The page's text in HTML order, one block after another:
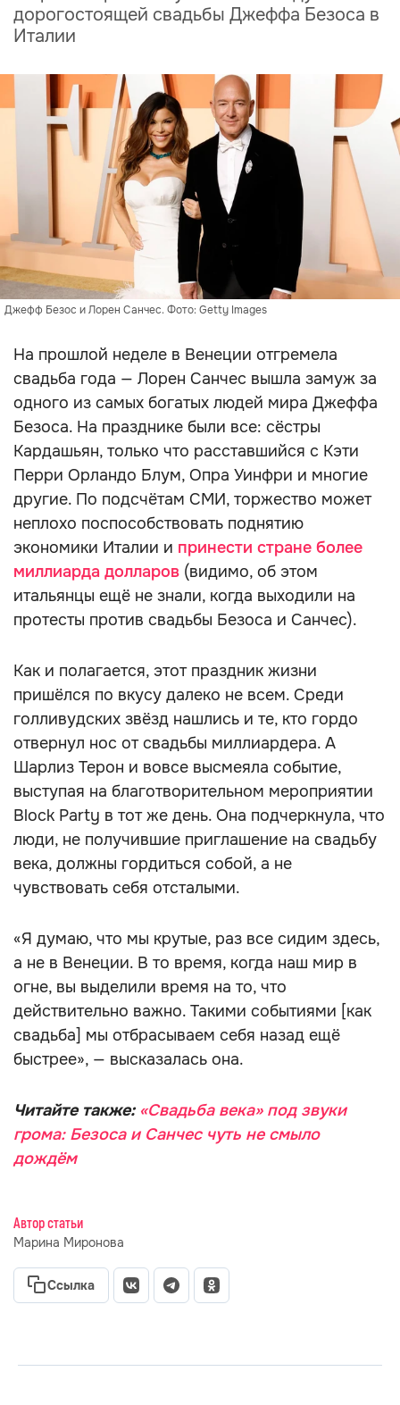
дорогостоящей свадьбы Джеффа Безоса в
Италии
Джефф Безос и Лорен Санчес. Фото: Getty Images
На прошлой неделе в Венеции отгремела
свадьба года — Лорен Санчес вышла замуж за
одного из самых богатых людей мира Джеффа
Безоса. На празднике были все: сёстры
Кардашьян, только что расставшийся с Кэти
Перри Орландо Блум, Опра Уинфри и многие
другие. По подсчётам СМИ, торжество может
неплохо поспособствовать поднятию
экономики Италии и принести стране более
миллиарда долларов (видимо, об этом
итальянцы ещё не знали, когда выходили на
протесты против свадьбы Безоса и Санчес).
Как и полагается, этот праздник жизни
пришёлся по вкусу далеко не всем. Среди
голливудских звёзд нашлись и те, кто гордо
отвернул нос от свадьбы миллиардера. А
Шарлиз Терон и вовсе высмеяла событие,
выступая на благотворительном мероприятии
Block Party в тот же день. Она подчеркнула, что
люди, не получившие приглашение на свадьбу
века, должны гордиться собой, а не
чувствовать себя отсталыми.
«Я думаю, что мы крутые, раз все сидим здесь,
а не в Венеции. В то время, когда наш мир в
огне, вы выделили время на то, что
действительно важно. Такими событиями [как
свадьба] мы отбрасываем себя назад ещё
быстрее», — высказалась она.
Читайте также: «Свадьба века» под звуки
грома: Безоса и Санчес чуть не смыло
дождём
Автор статьи
Марина Миронова
Ссылка